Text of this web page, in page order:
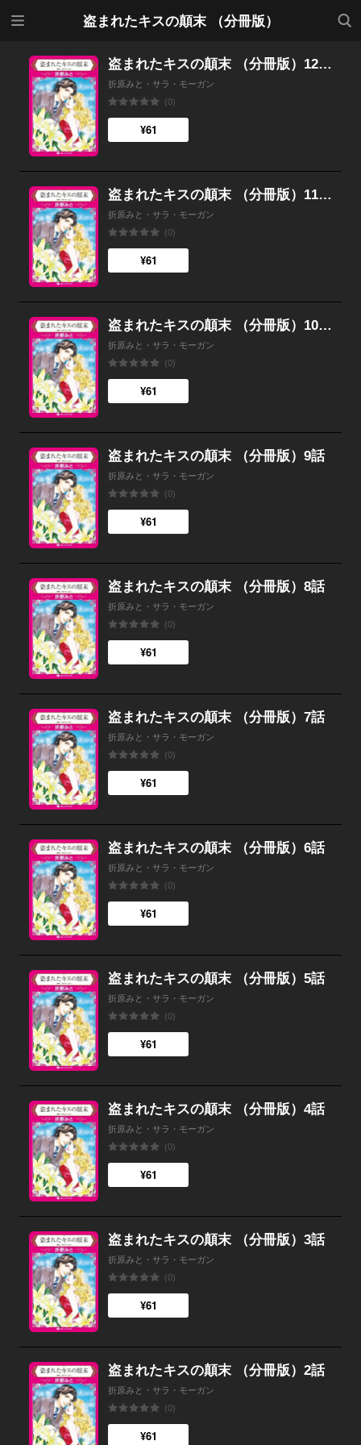
盗まれたキスの顛末 （分冊版）
検索
盗まれたキスの顛末 （分冊版）12話
折原みと・サラ・モーガン
(0)
¥61
盗まれたキスの顛末 （分冊版）11話
折原みと・サラ・モーガン
(0)
¥61
盗まれたキスの顛末 （分冊版）10話
折原みと・サラ・モーガン
(0)
¥61
盗まれたキスの顛末 （分冊版）9話
折原みと・サラ・モーガン
(0)
¥61
盗まれたキスの顛末 （分冊版）8話
折原みと・サラ・モーガン
(0)
¥61
盗まれたキスの顛末 （分冊版）7話
折原みと・サラ・モーガン
(0)
¥61
盗まれたキスの顛末 （分冊版）6話
折原みと・サラ・モーガン
(0)
¥61
盗まれたキスの顛末 （分冊版）5話
折原みと・サラ・モーガン
(0)
¥61
盗まれたキスの顛末 （分冊版）4話
折原みと・サラ・モーガン
(0)
¥61
盗まれたキスの顛末 （分冊版）3話
折原みと・サラ・モーガン
(0)
¥61
盗まれたキスの顛末 （分冊版）2話
折原みと・サラ・モーガン
(0)
¥61